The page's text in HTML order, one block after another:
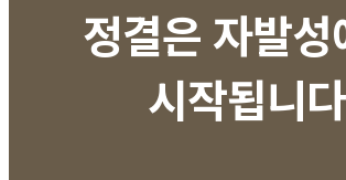
정결은 자발성
시작됩니다